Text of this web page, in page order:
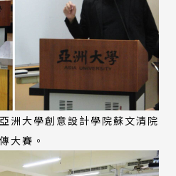
洲大學創意設計學院蘇文清院
大賽。